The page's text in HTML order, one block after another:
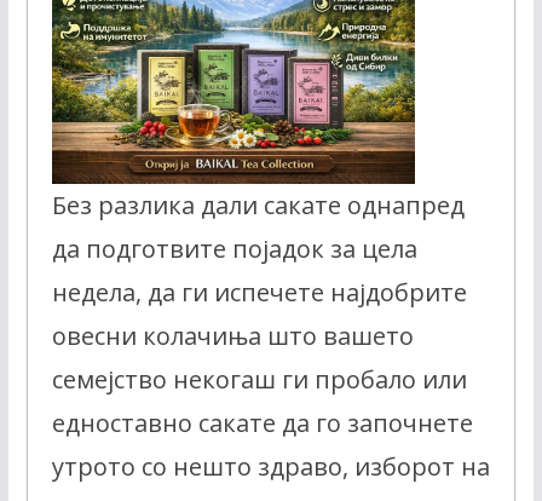
Без разлика дали сакате однапред
да подготвите појадок за цела
недела, да ги испечете најдобрите
овесни колачиња што вашето
семејство некогаш ги пробало или
едноставно сакате да го започнете
утрото со нешто здраво, изборот на